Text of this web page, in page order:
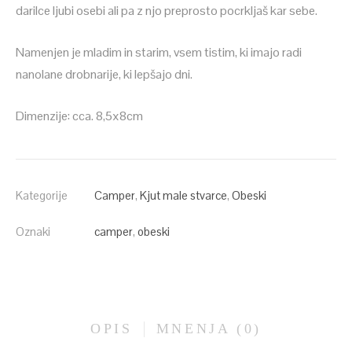
darilce ljubi osebi ali pa z njo preprosto pocrkljaš kar sebe.
Namenjen je mladim in starim, vsem tistim, ki imajo radi
nanolane drobnarije, ki lepšajo dni.
Dimenzije: cca. 8,5x8cm
Kategorije Camper, Kjut male stvarce, Obeski
Oznaki camper, obeski
OPIS MNENJA (0)